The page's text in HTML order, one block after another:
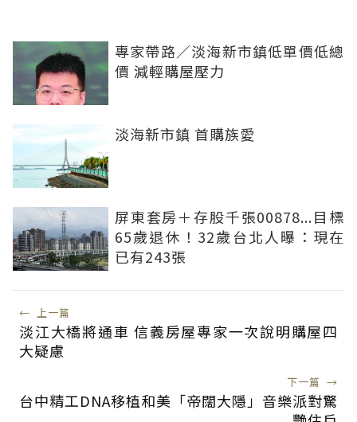
專家帶路／淡海新市鎮低單價低總
價 減輕購屋壓力
淡海新市鎮 首購族愛
屏東套房＋存股千張00878...目標
65歲退休！32歲台北人曝：現在
已有243張
← 上一篇
淡江大橋將通車 信義房屋專家一次說明購屋四
大疑慮
下一篇 →
台中精工DNA移植和美「帝闊大隱」音樂派對驚